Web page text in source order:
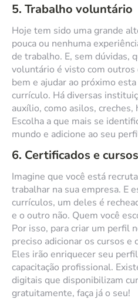
5. Trabalho voluntário
Hoje tem sido uma grande
pouca ou nenhuma
de trabalho. E, sem dúvidas,
voluntário é visto com
bem e ajudar ao próximo
currículo. Há diversas
auxílio, como asilos,
Escolha a que mais se
mundo e adicione ao seu
6. Certificados e cursos
Imagine que você está
trabalhar na sua empresa. E
currículos, um deles é
e o outro não. Quem você
Por isso, para criar um perfil
preciso adicionar os cursos e
Eles irão enriquecer seu
capacitação profissional.
digitais que disponibilizam
gratuitamente, faça já o seu!